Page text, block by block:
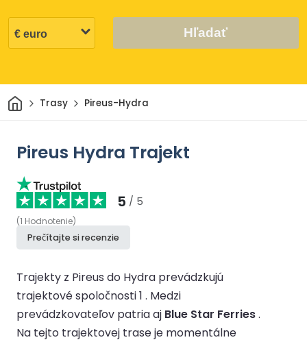
Hľadať
Domov
Trasy Pireus-Hydra
Pireus Hydra Trajekt
5 / 5
(1 Hodnotenie)
Prečítajte si recenzie
Trajekty z Pireus do Hydra prevádzkujú
trajektové spoločnosti 1 . Medzi
prevádzkovateľov patria aj Blue Star Ferries.
Na tejto trajektovej trase je momentálne